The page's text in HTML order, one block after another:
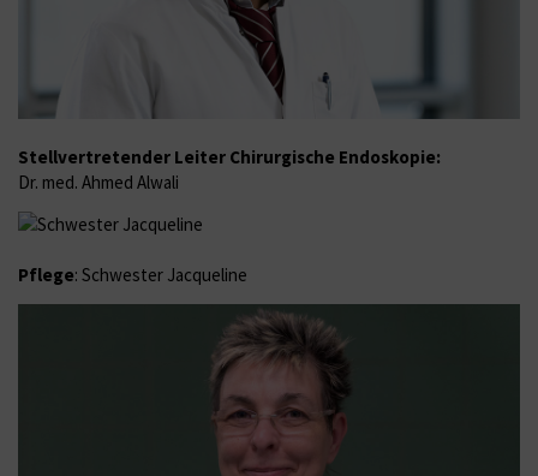
Stellvertretender Leiter Chirurgische Endoskopie:
Dr. med. Ahmed Alwali
Pflege: Schwester Jacqueline